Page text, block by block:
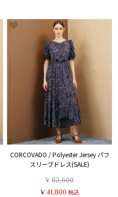
CORCOVADO / Polyester Jersey パフ
スリーブドレス(SALE)
¥83,600
¥ 41,800 税込